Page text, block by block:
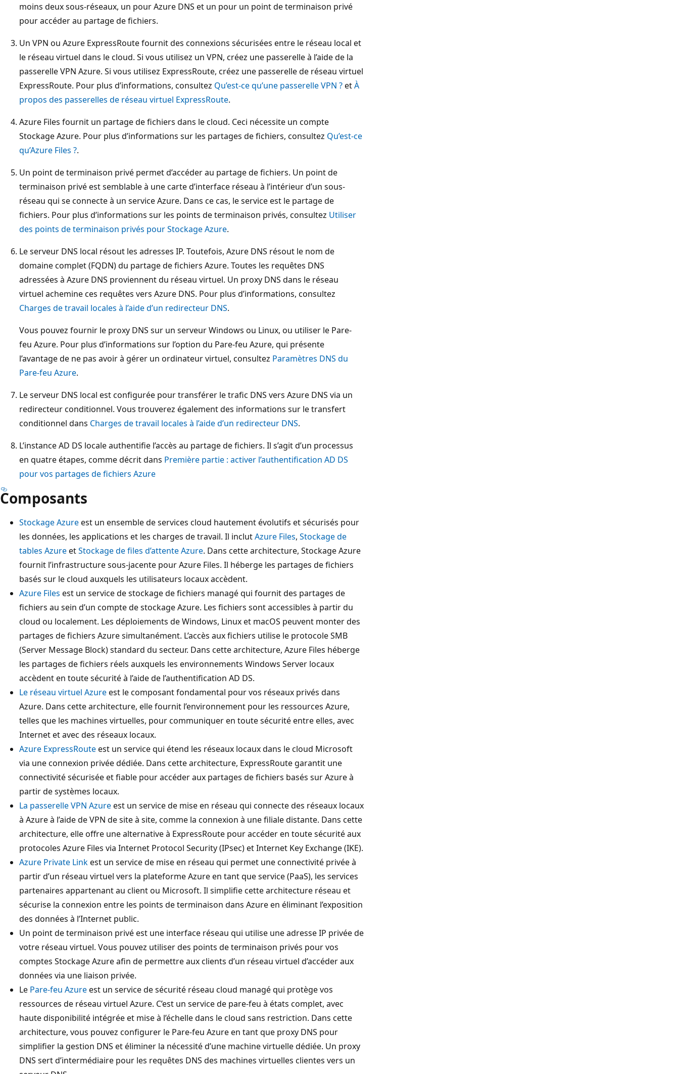
moins deux sous-réseaux, un pour Azure DNS et un pour un point de terminaison privé
pour accéder au partage de fichiers.
Un VPN ou Azure ExpressRoute fournit des connexions sécurisées entre le réseau local et
le réseau virtuel dans le cloud. Si vous utilisez un VPN, créez une passerelle à l’aide de la
passerelle VPN Azure. Si vous utilisez ExpressRoute, créez une passerelle de réseau virtuel
ExpressRoute. Pour plus d’informations, consultez Qu’est-ce qu’une passerelle VPN ?etÀ
propos des passerelles de réseau virtuel ExpressRoute.
Azure Files fournit un partage de fichiers dans le cloud. Ceci nécessite un compte
Stockage Azure. Pour plus d’informations sur les partages de fichiers, consultez Qu’est-ce
qu’Azure Files ?.
Un point de terminaison privé permet d’accéder au partage de fichiers. Un point de
terminaison privé est semblable à une carte d’interface réseau à l’intérieur d’un sous-
réseau qui se connecte à un service Azure. Dans ce cas, le service est le partage de
fichiers. Pour plus d’informations sur les points de terminaison privés, consultez Utiliser
des points de terminaison privés pour Stockage Azure.
Le serveur DNS local résout les adresses IP. Toutefois, Azure DNS résout le nom de
domaine complet (FQDN) du partage de fichiers Azure. Toutes les requêtes DNS
adressées à Azure DNS proviennent du réseau virtuel. Un proxy DNS dans le réseau
virtuel achemine ces requêtes vers Azure DNS. Pour plus d’informations, consultez
Charges de travail locales à l’aide d’un redirecteur DNS.
Vous pouvez fournir le proxy DNS sur un serveur Windows ou Linux, ou utiliser le Pare-
feu Azure. Pour plus d’informations sur l’option du Pare-feu Azure, qui présente
l’avantage de ne pas avoir à gérer un ordinateur virtuel, consultez Paramètres DNS du
Pare-feu Azure.
Le serveur DNS local est configurée pour transférer le trafic DNS vers Azure DNS via un
redirecteur conditionnel. Vous trouverez également des informations sur le transfert
conditionnel dans Charges de travail locales à l’aide d’un redirecteur DNS.
L’instance AD DS locale authentifie l’accès au partage de fichiers. Il s’agit d’un processus
en quatre étapes, comme décrit dans Première partie : activer l’authentification AD DS
pour vos partages de fichiers Azure
Composants
Stockage Azureest un ensemble de services cloud hautement évolutifs et sécurisés pour
les données, les applications et les charges de travail. Il inclutAzure Files, Stockage de
tables AzureetStockage de files d’attente Azure. Dans cette architecture, Stockage Azure
fournit l’infrastructure sous-jacente pour Azure Files. Il héberge les partages de fichiers
basés sur le cloud auxquels les utilisateurs locaux accèdent.
Azure Files est un service de stockage de fichiers managé qui fournit des partages de
fichiers au sein d’un compte de stockage Azure. Les fichiers sont accessibles à partir du
cloud ou localement. Les déploiements de Windows, Linux et macOS peuvent monter des
partages de fichiers Azure simultanément. L’accès aux fichiers utilise le protocole SMB
(Server Message Block) standard du secteur. Dans cette architecture, Azure Files héberge
les partages de fichiers réels auxquels les environnements Windows Server locaux
accèdent en toute sécurité à l’aide de l’authentification AD DS.
Le réseau virtuel Azureest le composant fondamental pour vos réseaux privés dans
Azure. Dans cette architecture, elle fournit l’environnement pour les ressources Azure,
telles que les machines virtuelles, pour communiquer en toute sécurité entre elles, avec
Internet et avec des réseaux locaux.
Azure ExpressRouteest un service qui étend les réseaux locaux dans le cloud Microsoft
via une connexion privée dédiée. Dans cette architecture, ExpressRoute garantit une
connectivité sécurisée et fiable pour accéder aux partages de fichiers basés sur Azure à
partir de systèmes locaux.
La passerelle VPN Azureest un service de mise en réseau qui connecte des réseaux locaux
à Azure à l’aide de VPN de site à site, comme la connexion à une filiale distante. Dans cette
architecture, elle offre une alternative à ExpressRoute pour accéder en toute sécurité aux
protocoles Azure Files via Internet Protocol Security (IPsec) et Internet Key Exchange (IKE).
Azure Private Linkest un service de mise en réseau qui permet une connectivité privée à
partir d’un réseau virtuel vers la plateforme Azure en tant que service (PaaS), les services
partenaires appartenant au client ou Microsoft. Il simplifie cette architecture réseau et
sécurise la connexion entre les points de terminaison dans Azure en éliminant l’exposition
des données à l’Internet public.
Un point de terminaison privé est une interface réseau qui utilise une adresse IP privée de
votre réseau virtuel. Vous pouvez utiliser des points de terminaison privés pour vos
comptes Stockage Azure afin de permettre aux clients d’un réseau virtuel d’accéder aux
données via une liaison privée.
Le Pare-feu Azureest un service de sécurité réseau cloud managé qui protège vos
ressources de réseau virtuel Azure. C’est un service de pare-feu à états complet, avec
haute disponibilité intégrée et mise à l’échelle dans le cloud sans restriction. Dans cette
architecture, vous pouvez configurer le Pare-feu Azure en tant que proxy DNS pour
simplifier la gestion DNS et éliminer la nécessité d’une machine virtuelle dédiée. Un proxy
DNS sert d’intermédiaire pour les requêtes DNS des machines virtuelles clientes vers un